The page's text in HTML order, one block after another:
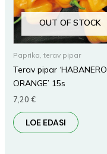
OUT OF STOCK
Paprika, terav pipar
Terav pipar ‘HABANERO
ORANGE’ 15s
7,20 €
LOE EDASI